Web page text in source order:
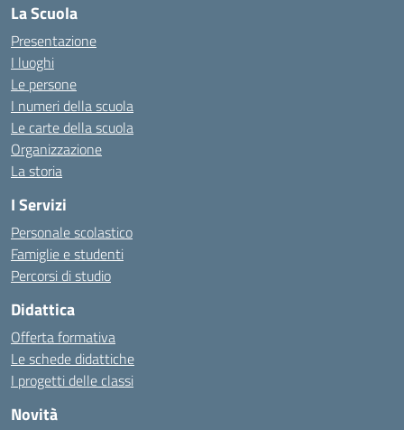
La Scuola
Presentazione
I luoghi
Le persone
I numeri della scuola
Le carte della scuola
Organizzazione
La storia
I Servizi
Personale scolastico
Famiglie e studenti
Percorsi di studio
Didattica
Offerta formativa
Le schede didattiche
I progetti delle classi
Novità